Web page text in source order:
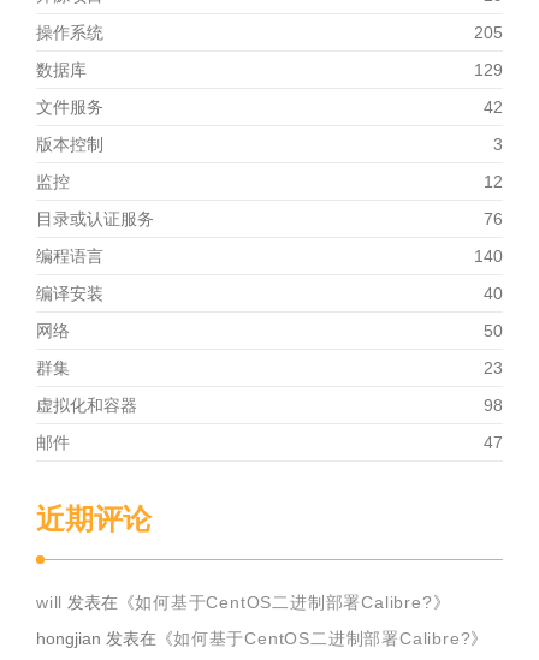
操作系统
205
数据库
129
文件服务
42
版本控制
3
监控
12
目录或认证服务
76
编程语言
140
编译安装
40
网络
50
群集
23
虚拟化和容器
98
邮件
47
近期评论
will 发表在《如何基于CentOS二进制部署Calibre?》
hongjian 发表在《如何基于CentOS二进制部署Calibre?》